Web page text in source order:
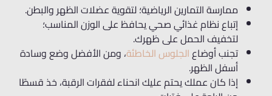
ممارسة التمارين الرياضية؛ لتقوية عضلات الظهر والبطن.
إتباع نظام غذائي صحي يحافظ على الوزن المناسب؛
لتخفيف الحمل على ظهرك.
تجنب أوضاعالجلوس الخاطئة، ومن الأفضل وضع وسادة
أسفل الظهر.
إذا كان عملك يحتم عليك انحناء لفقرات الرقبة، خذ قسطًا